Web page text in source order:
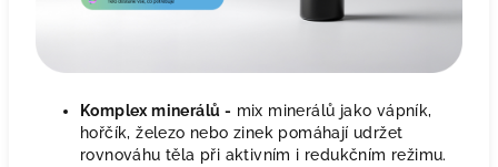
Komplex minerálů - mix minerálů jako vápník,
hořčík, železo nebo zinek pomáhají udržet
rovnováhu těla při aktivním i redukčním režimu.